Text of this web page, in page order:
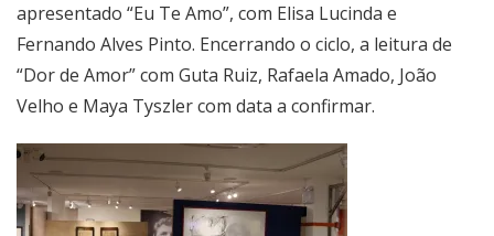
apresentado “Eu Te Amo”, com Elisa Lucinda e
Fernando Alves Pinto. Encerrando o ciclo, a leitura de
“Dor de Amor” com Guta Ruiz, Rafaela Amado, João
Velho e Maya Tyszler com data a confirmar.